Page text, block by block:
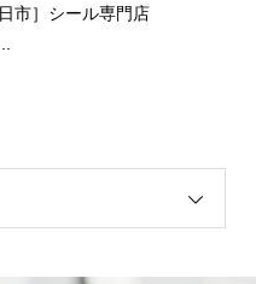
市］シール専門店